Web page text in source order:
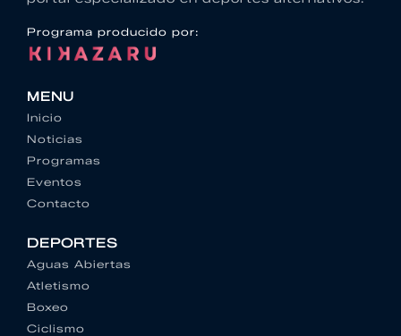
Programa producido por:
MENU
Inicio
Noticias
Programas
Eventos
Contacto
DEPORTES
Aguas Abiertas
Atletismo
Boxeo
Ciclismo